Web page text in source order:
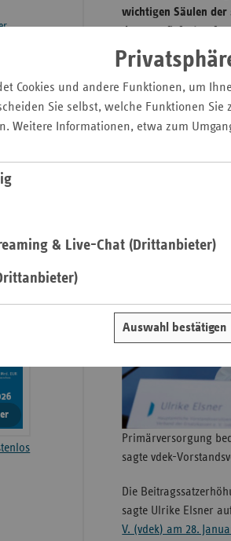
Cookies und andere Funktionen, um
Sie selbst, welche Funktionen
Weitere Informationen, etwa zum
& Live-Chat (Drittanbieter)
Auswahl bestätigen
wichtigen Säulen der
demografiefest
strikte Orientierung
der Versorgung und
Entlastung der GKV
Primärversorgung
sagte vdek-
Die
sagte Ulrike Elsner
V. (vdek) am 28.